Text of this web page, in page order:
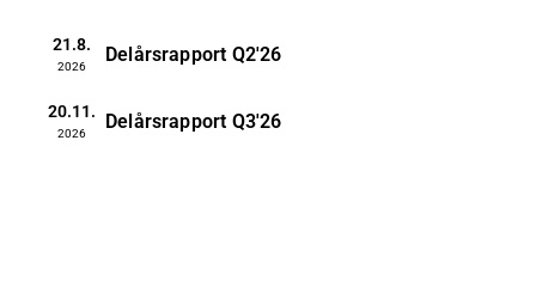
21.8.
2026
Delårsrapport Q2'26
20.11.
2026
Delårsrapport Q3'26